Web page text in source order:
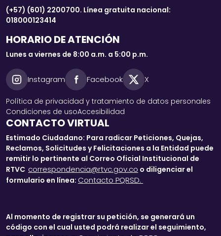
(+57) (601) 2200700. Línea gratuita nacional:
018000123414
HORARIO DE ATENCIÓN
Lunes a viernes de 8:00 a.m. a 5:00 p.m.
Instagram Facebook X
Política de privacidad y tratamiento de datos personales
Condiciones de usoAccesibilidad
CONTACTO VIRTUAL
Estimado Ciudadano: Para radicar Peticiones, Quejas,
Reclamos, Solicitudes y Felicitaciones a la Entidad puede
remitir lo pertinente al Correo Oficial Institucional de
RTVC correspondencia@rtvc.gov.co o diligenciar el
formulario en línea: Contacto PQRSD.
Al momento de registrar su petición, se generará un
código con el cual usted podrá realizar el seguimiento,